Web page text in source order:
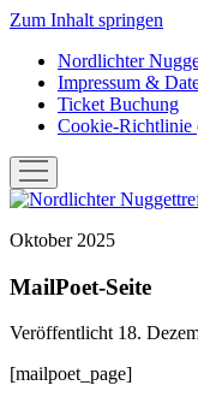
Zum Inhalt springen
Nordlichter
Impressum &
Ticket Buchung
Cookie-Richtlinie
Menü
öffnen
Nordlichter
Oktober 2025
MailPoet-Seite
Veröffentlicht 18.
[mailpoet_page]